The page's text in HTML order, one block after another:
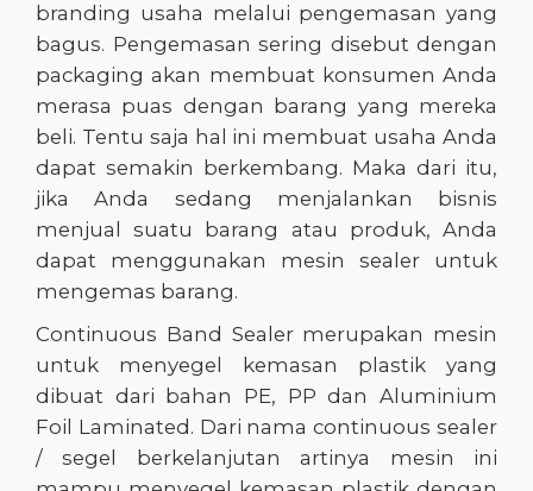
branding usaha melalui pengemasan yang
bagus. Pengemasan sering disebut dengan
packaging akan membuat konsumen Anda
merasa puas dengan barang yang mereka
beli. Tentu saja hal ini membuat usaha Anda
dapat semakin berkembang. Maka dari itu,
jika Anda sedang menjalankan bisnis
menjual suatu barang atau produk, Anda
dapat menggunakan mesin sealer untuk
mengemas barang.
Continuous Band Sealer merupakan mesin
untuk menyegel kemasan plastik yang
dibuat dari bahan PE, PP dan Aluminium
Foil Laminated. Dari nama continuous sealer
/ segel berkelanjutan artinya mesin ini